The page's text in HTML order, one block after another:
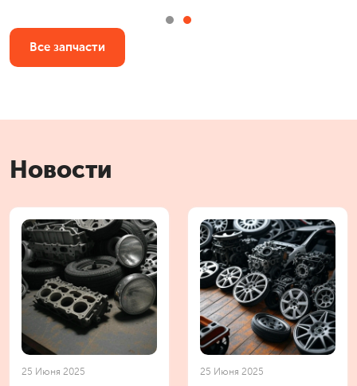
Все запчасти
Новости
25 Июня 2025 25 Июня 2025